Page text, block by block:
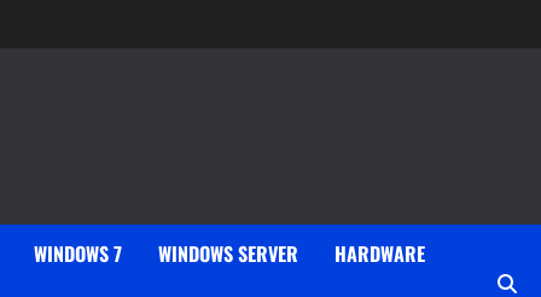
WINDOWS 7 WINDOWS SERVER HARDWARE